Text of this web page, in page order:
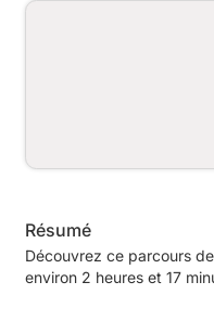
Résumé
Découvrez ce parcours
environ 2 heures et 17